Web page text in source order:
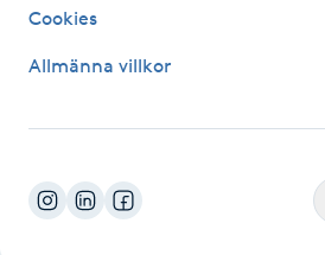
Microshading
Mixfransar
Cookies
Allmänna villkor